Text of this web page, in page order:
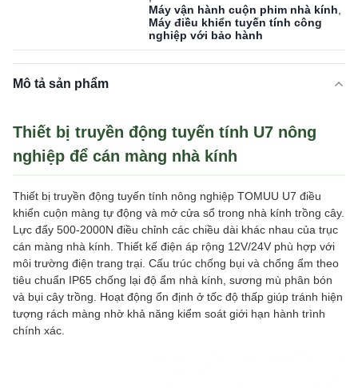
Máy vận hành cuộn phim nhà kính
Máy điều khiển tuyến tính công
nghiệp với bảo hành
Mô tả sản phẩm
Thiết bị truyền động tuyến tính U7 nông
nghiệp để cán màng nhà kính
Thiết bị truyền động tuyến tính nông nghiệp TOMUU U7 điều
khiển cuộn màng tự động và mở cửa sổ trong nhà kính trồng cây.
Lực đẩy 500-2000N điều chỉnh các chiều dài khác nhau của trục
cán màng nhà kính. Thiết kế điện áp rộng 12V/24V phù hợp với
môi trường điện trang trại. Cấu trúc chống bụi và chống ẩm theo
tiêu chuẩn IP65 chống lại độ ẩm nhà kính, sương mù phân bón
và bụi cây trồng. Hoạt động ổn định ở tốc độ thấp giúp tránh hiện
tượng rách màng nhờ khả năng kiểm soát giới hạn hành trình
chính xác.